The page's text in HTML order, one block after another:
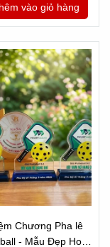
vào giỏ hàng
Chương Pha lê
- Mẫu Đẹp Hot